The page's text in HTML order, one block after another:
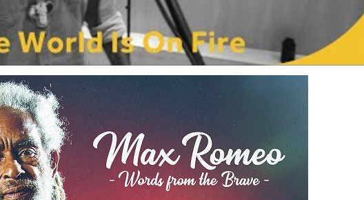
LE GROS RIFFIFI
LE GROS RIFFIFI – Surfin’
The Covers !!!
LE GROS RIFFIFI
LE GROS RIFFIFI –
Littératurock !!!